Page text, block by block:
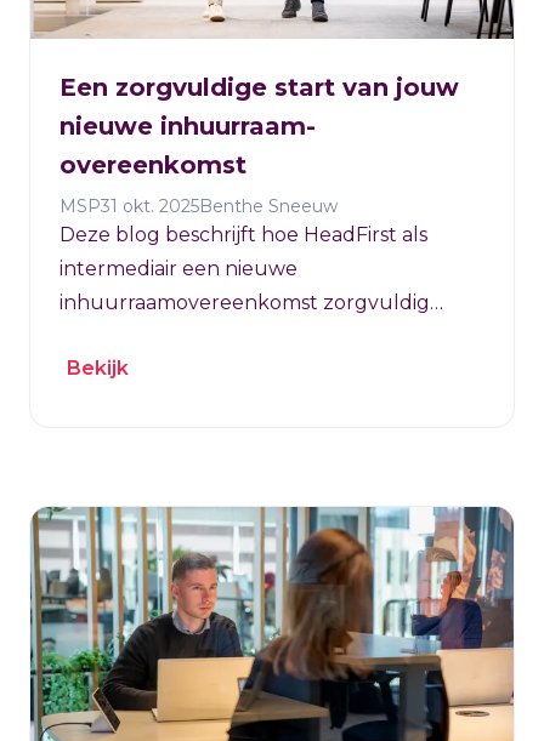
Een zorgvuldige start van jouw
nieuwe inhuurraam-
overeenkomst
MSP31 okt. 2025Benthe Sneeuw
Deze blog beschrijft hoe HeadFirst als
intermediair een nieuwe
inhuurraamovereenkomst zorgvuldig
Bekijk